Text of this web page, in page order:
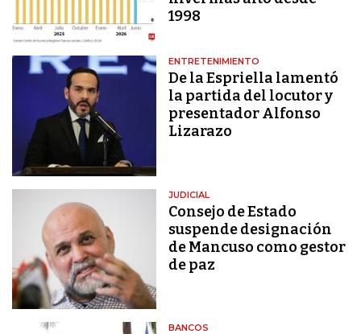
1998
ENTRETENIMIENTO
De la Espriella lamentó
la partida del locutor y
presentador Alfonso
Lizarazo
JUDICIAL
Consejo de Estado
suspende designación
de Mancuso como gestor
de paz
BANCOS